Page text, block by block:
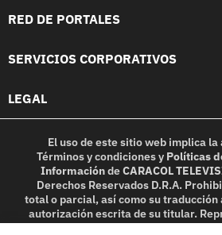
RED DE PORTALES
SERVICIOS CORPORATIVOS
LEGAL
El uso de este sitio web implica
Términos y condicionesy Políticas
InformacióndeCARACOL
Derechos Reservados D.R.A.
total o parcial, así como su
autorización escrita de su titular.
in part, or translation without